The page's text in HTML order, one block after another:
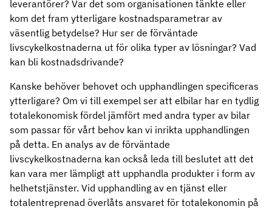
leverantörer? Var det som organisationen tänkte eller
kom det fram ytterligare kostnadsparametrar av
väsentlig betydelse? Hur ser de förväntade
livscykelkostnaderna ut för olika typer av lösningar? Vad
kan bli kostnadsdrivande?
Kanske behöver behovet och upphandlingen specificeras
ytterligare? Om vi till exempel ser att elbilar har en tydlig
totalekonomisk fördel jämfört med andra typer av bilar
som passar för vårt behov kan vi inrikta upphandlingen
på detta. En analys av de förväntade
livscykelkostnaderna kan också leda till beslutet att det
kan vara mer lämpligt att upphandla produkter i form av
helhetstjänster. Vid upphandling av en tjänst eller
totalentreprenad överlåts ansvaret för totalekonomin på